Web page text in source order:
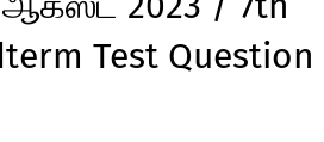
Test Question